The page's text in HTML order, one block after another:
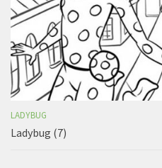
LADYBUG
Ladybug (7)